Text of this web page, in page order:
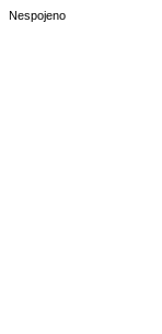
Nespojeno